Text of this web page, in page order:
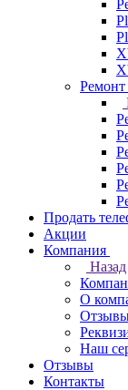
Ремонт
Продать
Акции
Компания
Назад
О
Наш
Отзывы
Контакты